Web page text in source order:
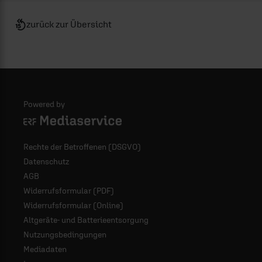
zurück zur Übersicht
Powered by
Logo - ERF Mediaservice
Rechte der Betroffenen (DSGVO)
Datenschutz
AGB
Widerrufsformular (PDF)
Widerrufsformular (Online)
Altgeräte- und Batterieentsorgung
Nutzungsbedingungen
Mediadaten